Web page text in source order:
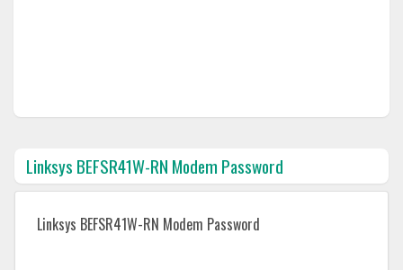
Linksys BEFSR41W-RN Modem Password
Linksys BEFSR41W-RN Modem Password